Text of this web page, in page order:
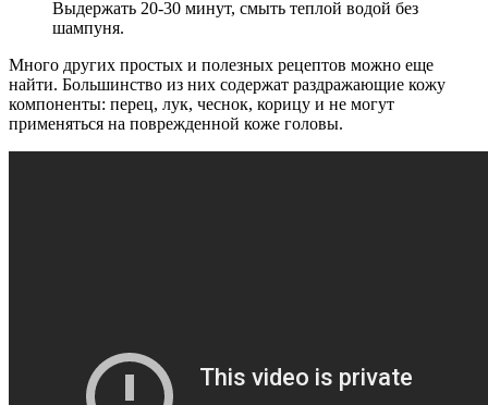
Выдержать 20-30 минут, смыть теплой водой без
шампуня.
Много других простых и полезных рецептов можно еще
найти. Большинство из них содержат раздражающие кожу
компоненты: перец, лук, чеснок, корицу и не могут
применяться на поврежденной коже головы.